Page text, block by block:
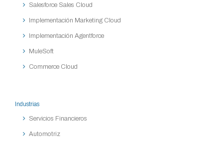
Salesforce Sales Cloud
Implementación Marketing Cloud
Implementación Agentforce
MuleSoft
Commerce Cloud
Industrias
Servicios Financieros
Automotriz